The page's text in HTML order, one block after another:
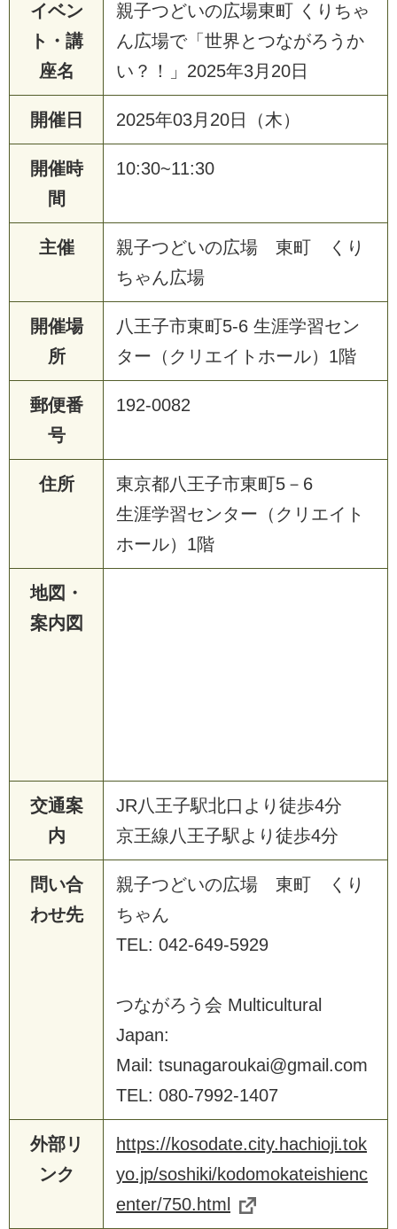
イベン
ト・講
座名
親子つどいの広場東町 くりちゃ
ん広場で「世界とつながろうか
い？！」2025年3月20日
開催日 2025年03月20日（木）
開催時
間
10:30~11:30
主催
親子つどいの広場 東町 くり
ちゃん広場
開催場
所
八王子市東町5-6 生涯学習セン
ター（クリエイトホール）1階
郵便番
号
192-0082
住所
東京都八王子市東町5－6
生涯学習センター（クリエイト
ホール）1階
地図・
案内図
交通案
内
JR八王子駅北口より徒歩4分
京王線八王子駅より徒歩4分
問い合
わせ先
親子つどいの広場 東町 くり
ちゃん
TEL: 042-649-5929
つながろう会 Multicultural
Japan:
Mail: tsunagaroukai@gmail.com
TEL: 080-7992-1407
外部リ
ンク
https://kosodate.city.hachioji.tok
yo.jp/soshiki/kodomokateishienc
enter/750.html